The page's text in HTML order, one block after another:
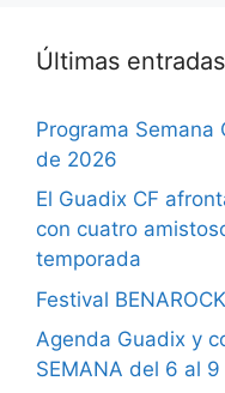
Últimas entradas
Programa Semana
de 2026
El Guadix CF
con cuatro
temporada
Festival
Agenda Guadix y
SEMANA del 6 al